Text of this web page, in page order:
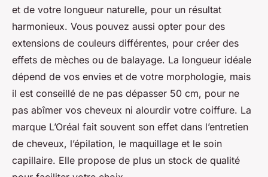
et de votre longueur naturelle, pour un résultat
harmonieux. Vous pouvez aussi opter pour des
extensions de couleurs différentes, pour créer des
effets de mèches ou de balayage. La longueur idéale
dépend de vos envies et de votre morphologie, mais
il est conseillé de ne pas dépasser 50 cm, pour ne
pas abîmer vos cheveux ni alourdir votre coiffure. La
marque L’Oréal fait souvent son effet dans l’entretien
de cheveux, l’épilation, le maquillage et le soin
capillaire. Elle propose de plus un stock de qualité